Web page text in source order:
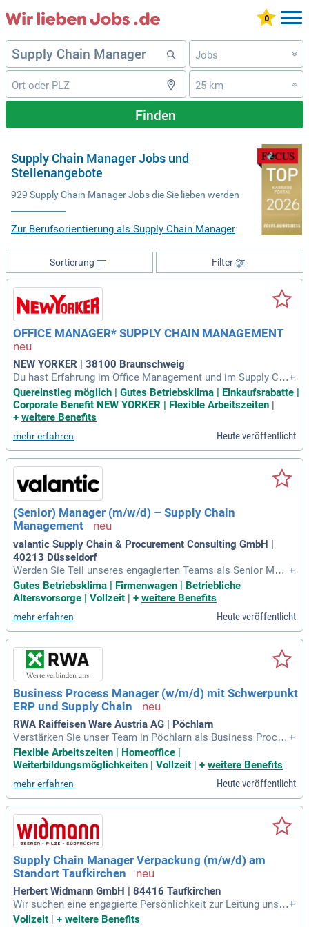
Jobs »
25 km »
Finden
Supply Chain Manager Jobs und
Stellenangebote
929 Supply Chain Manager Jobs die Sie lieben werden
Zur Berufsorientierung als Supply Chain Manager
Filter
Sortierung
OFFICE MANAGER* SUPPLY CHAIN MANAGEMENT
NEW YORKER | 38100 Braunschweig
Du hast Erfahrung im Office Management und im Supply Ch
ain Management? Mit hervorragender Organisationsfähigkei
t und eigenständiger Arbeitsweise bringst du die besten Vor
aussetzungen mit. Deine Kommunikationsstärke sowie dein
ür unser Team. Teamgeist, Flexibilität und Belastbarkeit zeic
hnen dich aus, während du sicher im Umgang mit MS-Office
(Outlook, Teams, PowerPoint) bist. Fließende Deutschkennt
nisse sind ein Muss, zusätzliche Sprachkenntnisse sind von
Vorteil. Auch wenn du nicht alle Anforderungen zu 100% erf
üllst, freuen wir uns auf deine Bewerbung – gemeinsam geh
en wir den Weg zum Erfolg!
+
Quereinstieg möglich | Gutes Betriebsklima | Einkaufsrabatte |
Corporate Benefit NEW YORKER | Flexible Arbeitszeiten
+ weitere Benefits
mehr erfahren Heute veröffentlicht
(Senior) Manager (m/w/d) – Supply Chain
Management
valantic Supply Chain & Procurement Consulting GmbH |
40213 Düsseldorf
Werden Sie Teil unseres engagierten Teams als Senior Man
ager (m/w/d) im Bereich Supply Chain Management! Bei val
antic Supply Chain Procurement Consulting bieten wir Ihnen
die Möglichkeit, mobil zu arbeiten und Ihre Ideen in einem d
ynamischen Umfeld einzubringen. In Düsseldorf suchen wir
leidenschaftliche Profis, die unsere Kunden mit individuelle
m Fachwissen im Einkauf und SCM unterstützen. Bei uns tr
effen Teamgeist und zielstrebige Zusammenarbeit aufeinan
der, um innovative Lösungen zu schaffen. Verstärken Sie un
s mit Ihren Stärken und Ihrer Motivation in einem 90-köpfige
n Team. Bewerben Sie sich jetzt und gestalten Sie die Zukun
ft des Supply Chain Managements mit!
+
Gutes Betriebsklima | Firmenwagen | Betriebliche
Altersvorsorge | Vollzeit | + weitere Benefits
mehr erfahren Heute veröffentlicht
Business Process Manager (w/m/d) mit Schwerpunkt
ERP und Supply Chain
RWA Raiffeisen Ware Austria AG | Pöchlarn
Verstärken Sie unser Team in Pöchlarn als Business Proces
s Manager (m/w/d) mit Fokus auf ERP und Supply Chain. Ge
stalten Sie spannende Prozesse für unsere Zentrale und tra
gen Sie aktiv zum Unternehmenserfolg bei. Bewerben Sie si
ch jetzt!
+
Flexible Arbeitszeiten | Homeoffice |
Weiterbildungsmöglichkeiten | Vollzeit | + weitere Benefits
mehr erfahren Heute veröffentlicht
Supply Chain Manager Verpackung (m/w/d) am
Standort Taufkirchen
Herbert Widmann GmbH | 84416 Taufkirchen
Wir suchen eine engagierte Persönlichkeit zur Leitung unser
er Verpackungs-Supply-Chain. In dieser Schlüsselposition v
+
Vollzeit
+ weitere Benefits